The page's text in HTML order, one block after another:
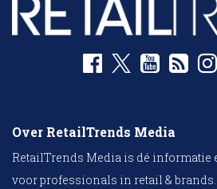
Over RetailTrends Media
RetailTrends Media is dé informatie
voor professionals in retail &